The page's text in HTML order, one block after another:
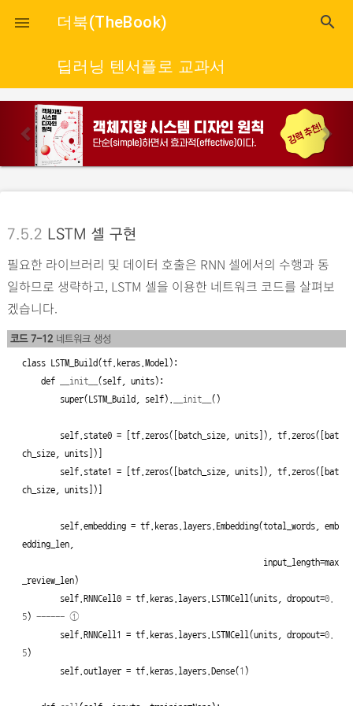
close
 더북(TheBook) search
딥러닝 텐서플로 교과서
p
r
u
s
e
7.5.2 LSTM 셀 구현
필요한 라이브러리 및 데이터 호출은 RNN 셀에서의 수행과 동
일하므로 생략하고, LSTM 셀을 이용한 네트워크 코드를 살펴보
겠습니다.
코드 7-12네트워크 생성
class LSTM_Build(tf keras Model
):
def
__init__ ( self , units):
super(LSTM_Build, self). __init__ ()
self .state0 = [tf.zeros([batch_size, units]), tf.zeros([bat
ch_size, units])]
self .state1 = [tf.zeros([batch_size, units]), tf.zeros([bat
ch_size, units])]
self .embedding = tf.keras.layers.Embedding(total_words, emb
edding_len,
input_
length=max
_review_len)
self .RNNCell0 = tf.keras.layers.LSTMCell(units, dropout=0.
5) ------ ①
self .RNNCell1 = tf.keras.layers.LSTMCell(units, dropout=0.
5)
self .outlayer = tf.keras.layers.Dense( 1 )